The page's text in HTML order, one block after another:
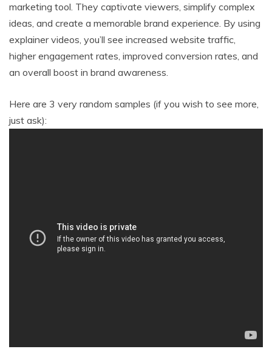
marketing tool. They captivate viewers, simplify complex
ideas, and create a memorable brand experience. By using
explainer videos, you’ll see increased website traffic,
higher engagement rates, improved conversion rates, and
an overall boost in brand awareness.
Here are 3 very random samples (if you wish to see more,
just ask):